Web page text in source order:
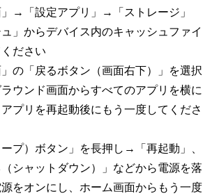
」→「設定アプリ」→「ストレージ」
」からデバイス内のキャッシュファイ
ださい
」の「戻るボタン（画面右下）」を選択
ウンド画面からすべてのアプリを横に
プリを再起動後にもう一度してくださ
ープ）ボタン」を長押し→「再起動」、
（シャットダウン）」などから電源を落
をオンにし、ホーム画面からもう一度